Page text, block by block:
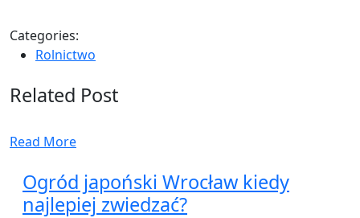
Categories:
Rolnictwo
Related Post
Read More
Ogród japoński Wrocław kiedy
najlepiej zwiedzać?